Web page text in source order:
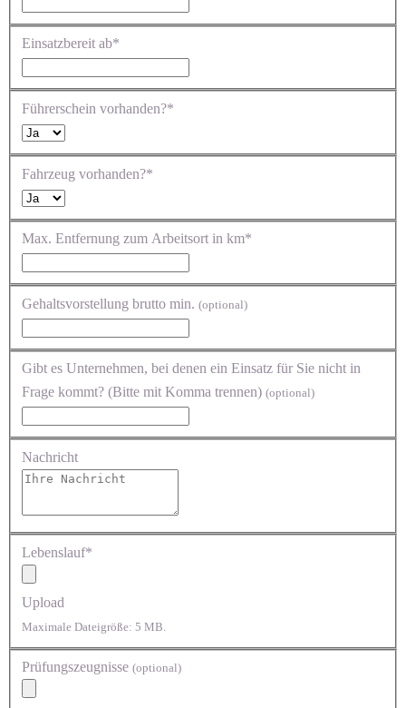
Einsatzbereit ab*
Führerschein vorhanden?*
Fahrzeug vorhanden?*
Max. Entfernung zum Arbeitsort in km*
Gehaltsvorstellung brutto min. (optional)
Gibt es Unternehmen, bei denen ein Einsatz für Sie nicht in
Frage kommt? (Bitte mit Komma trennen) (optional)
Nachricht
Lebenslauf*
Upload
Maximale Dateigröße: 5 MB.
Prüfungszeugnisse (optional)